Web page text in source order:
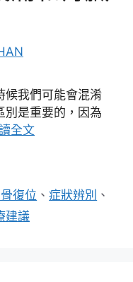
候我們可能會混淆
別是重要的，因為
全文
復位 、症狀辨別 、
建議